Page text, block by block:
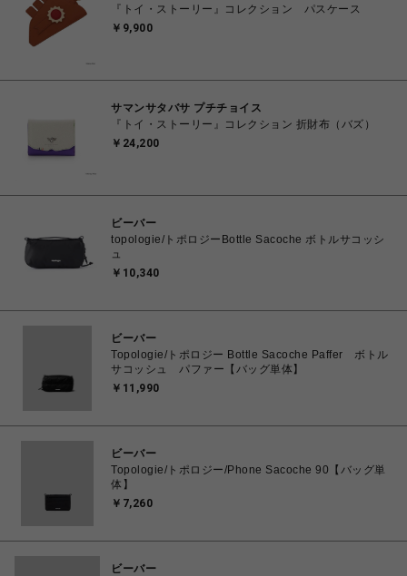
『トイ・ストーリー』コレクション パスケース
￥9,900
サマンサタバサ プチチョイス
『トイ・ストーリー』コレクション 折財布（バズ）
￥24,200
ビーバー
topologie/トポロジーBottle Sacoche ボトルサコッシ
ュ
￥10,340
ビーバー
Topologie/トポロジー Bottle Sacoche Paffer ボトル
サコッシュ パファー【バッグ単体】
￥11,990
ビーバー
Topologie/トポロジー/Phone Sacoche 90【バッグ単
体】
￥7,260
ビーバー